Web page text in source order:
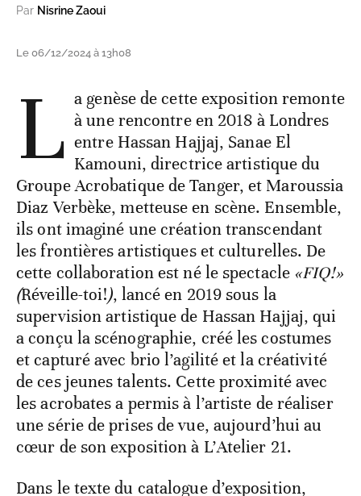
Par Nisrine Zaoui
Le 06/12/2024 à 13h08
L a genèse de cette exposition remonte
à une rencontre en 2018 à Londres
entre Hassan Hajjaj, Sanae El
Kamouni, directrice artistique du
Groupe Acrobatique de Tanger, et Maroussia
Diaz Verbèke, metteuse en scène. Ensemble,
ils ont imaginé une création transcendant
les frontières artistiques et culturelles. De
cette collaboration est né le spectacle «FIQ!»
(Réveille-toi!), lancé en 2019 sous la
supervision artistique de Hassan Hajjaj, qui
a conçu la scénographie, créé les costumes
et capturé avec brio l’agilité et la créativité
de ces jeunes talents. Cette proximité avec
les acrobates a permis à l’artiste de réaliser
une série de prises de vue, aujourd’hui au
cœur de son exposition à L’Atelier 21.
Dans le texte du catalogue d’exposition,